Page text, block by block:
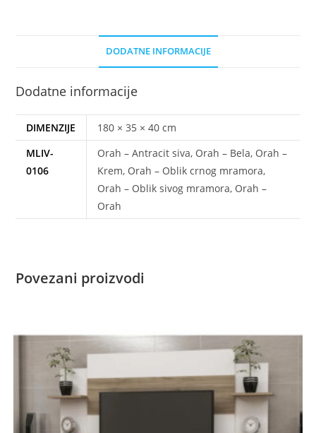
DODATNE INFORMACIJE
Dodatne informacije
DIMENZIJE
180 × 35 × 40 cm
MLIV-
0106
Orah – Antracit siva, Orah – Bela, Orah –
Krem, Orah – Oblik crnog mramora,
Orah – Oblik sivog mramora, Orah –
Orah
Povezani proizvodi